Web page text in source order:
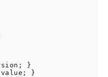
}
}